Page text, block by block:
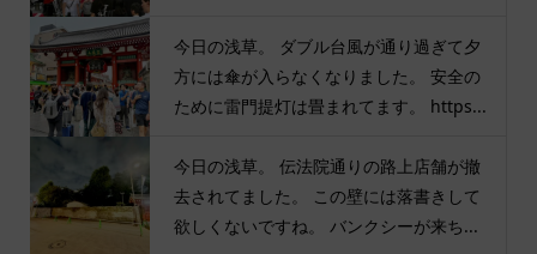
今日の浅草。 ダブル台風が通り過ぎて夕
方には傘が入らなくなりました。 安全の
ために雷門提灯は畳まれてます。 https...
今日の浅草。 伝法院通りの路上店舗が撤
去されてました。 この壁には落書きして
欲しくないですね。 バンクシーが来ち...